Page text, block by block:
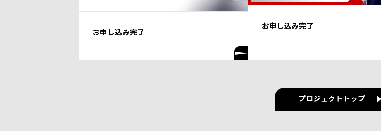
お申し込み完了
お申し込み完了
プロジェクトトップ